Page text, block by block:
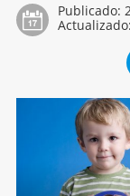
Publicado:
Actualizado: